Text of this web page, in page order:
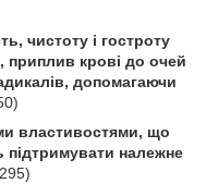
чистоту і гостроту
приплив крові до очей
допомагаючи
властивостями, що
підтримувати належне